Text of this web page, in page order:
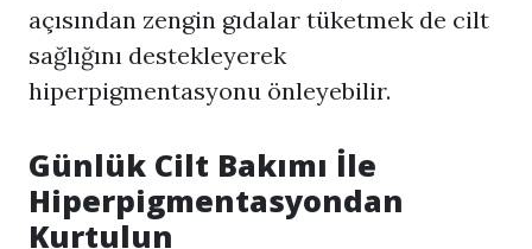
açısından zengin gıdalar tüketmek de cilt
sağlığını destekleyerek
hiperpigmentasyonu önleyebilir.
Günlük Cilt Bakımı İle
Hiperpigmentasyondan
Kurtulun